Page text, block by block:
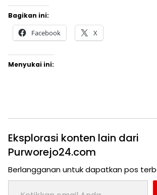
Bagikan ini:
Facebook X
Menyukai ini:
Eksplorasi konten lain dari
Purworejo24.com
Berlangganan untuk dapatkan pos
Ketikkan email Anda...